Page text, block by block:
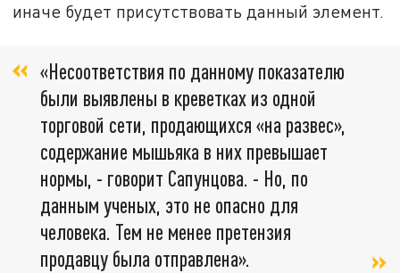
иначе будет присутствовать данный элемент.
«Несоответствия по данному показателю
были выявлены в креветках из одной
торговой сети, продающихся «на развес»,
содержание мышьяка в них превышает
нормы, - говорит Сапунцова. - Но, по
данным ученых, это не опасно для
человека. Тем не менее претензия
продавцу была отправлена».